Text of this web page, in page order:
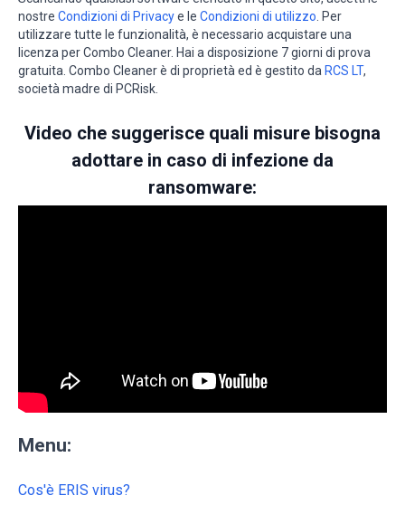
nostre Condizioni di Privacye le Condizioni di utilizzo . Per
utilizzare tutte le funzionalità, è necessario acquistare una
licenza per Combo Cleaner. Hai a disposizione 7 giorni di prova
gratuita. Combo Cleaner è di proprietà ed è gestito da RCS LT,
società madre di PCRisk.
Video che suggerisce quali misure bisogna
adottare in caso di infezione da
ransomware:
Menu:
Cos'è ERIS virus?